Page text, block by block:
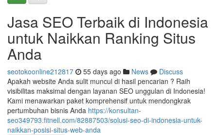
Jasa SEO Terbaik di Indonesia
untuk Naikkan Ranking Situs
Anda
seotokoonline212817 55 days ago News
Discuss
Apakah website Anda sulit muncul di hasil pencarian ? Raih
visibilitas maksimal dengan layanan SEO unggulan di Indonesia!
Kami menawarkan paket komprehensif untuk mendongkrak
pertumbuhan bisnis Anda https://konsultan-
seo349793.fitnell.com/82887503/solusi-seo-di-indonesia-untuk-
naikkan-posisi-situs-web-anda